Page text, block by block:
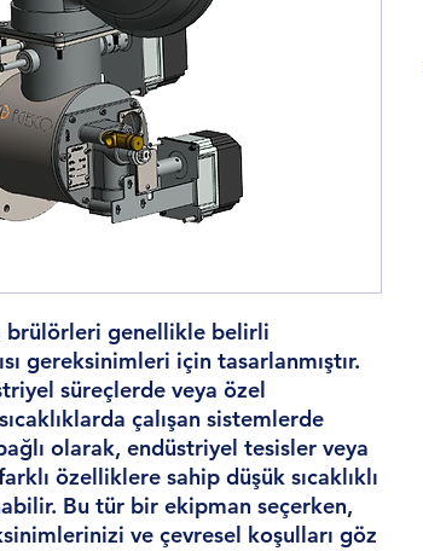
brülörleri genellikle belirli
gereksinimleri için tasarlanmıştır.
süreçlerde veya özel
çalışan sistemlerde
olarak, endüstriyel tesisler veya
özelliklere sahip düşük sıcaklıklı
Bu tür bir ekipman seçerken,
ve çevresel koşulları göz